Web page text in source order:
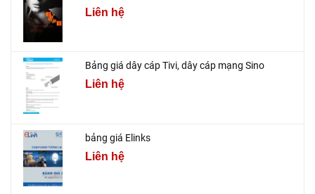
Liên hệ
Bảng giá dây cáp Tivi, dây cáp mạng Sino
Liên hệ
bảng giá Elinks
Liên hệ